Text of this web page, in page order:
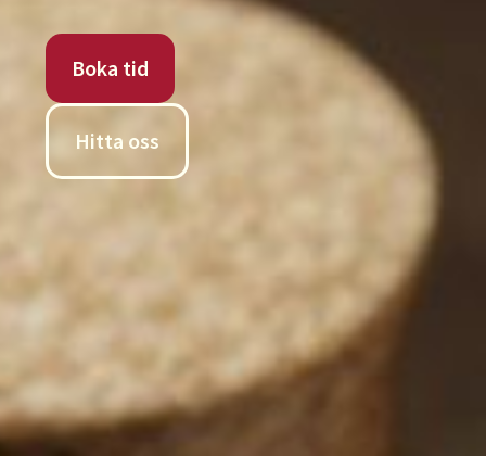
Boka tid
Hitta oss